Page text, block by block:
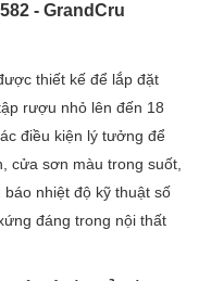
- GrandCru
thiết kế để lắp đặt
rượu nhỏ lên đến 18
điều kiện lý tưởng để
cửa sơn màu trong suốt,
nhiệt độ kỹ thuật số
đáng trong nội thất